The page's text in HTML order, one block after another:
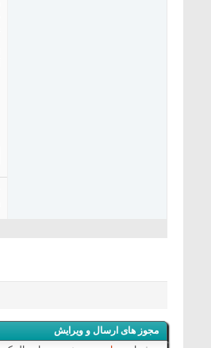
مجوز های ارسال و ویرایش